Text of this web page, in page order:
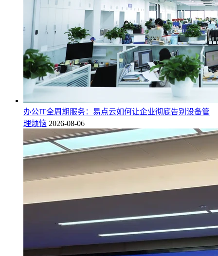
办公IT全周期服务：易点云如何让企业彻底告别设备管
理烦恼 2026-08-06